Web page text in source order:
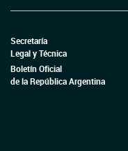
Secretaría
Legal y Técnica
Boletín Oficial
de la República Argentina